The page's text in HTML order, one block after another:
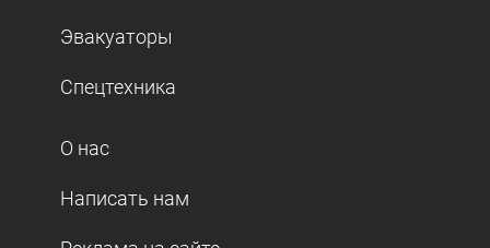
Эвакуаторы
Спецтехника
О нас
Написать нам